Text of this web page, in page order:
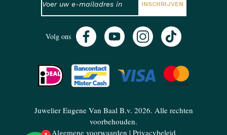
INSCHRIJVEN
Volg ons
Juwelier Eugene Van Baal B.v. 2026. Alle rechten
voorbehouden.
Algemene voorwaarden | Privacybeleid